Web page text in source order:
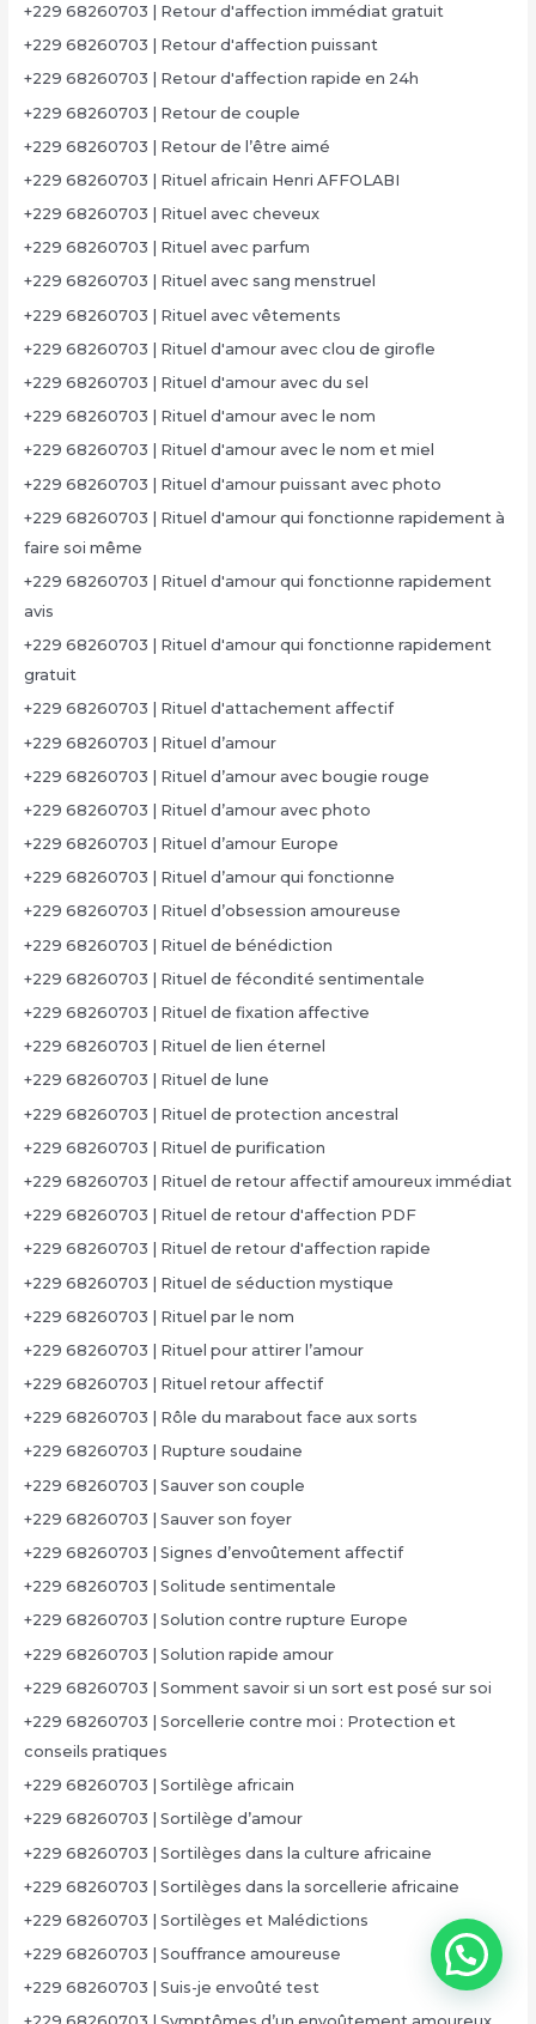
+229 68260703 | Retour d'affection immédiat gratuit
+229 68260703 | Retour d'affection puissant
+229 68260703 | Retour d'affection rapide en 24h
+229 68260703 | Retour de couple
+229 68260703 | Retour de l’être aimé
+229 68260703 | Rituel africain Henri AFFOLABI
+229 68260703 | Rituel avec cheveux
+229 68260703 | Rituel avec parfum
+229 68260703 | Rituel avec sang menstruel
+229 68260703 | Rituel avec vêtements
+229 68260703 | Rituel d'amour avec clou de girofle
+229 68260703 | Rituel d'amour avec du sel
+229 68260703 | Rituel d'amour avec le nom
+229 68260703 | Rituel d'amour avec le nom et miel
+229 68260703 | Rituel d'amour puissant avec photo
+229 68260703 | Rituel d'amour qui fonctionne rapidement à
faire soi même
+229 68260703 | Rituel d'amour qui fonctionne rapidement
avis
+229 68260703 | Rituel d'amour qui fonctionne rapidement
gratuit
+229 68260703 | Rituel d'attachement affectif
+229 68260703 | Rituel d’amour
+229 68260703 | Rituel d’amour avec bougie rouge
+229 68260703 | Rituel d’amour avec photo
+229 68260703 | Rituel d’amour Europe
+229 68260703 | Rituel d’amour qui fonctionne
+229 68260703 | Rituel d’obsession amoureuse
+229 68260703 | Rituel de bénédiction
+229 68260703 | Rituel de fécondité sentimentale
+229 68260703 | Rituel de fixation affective
+229 68260703 | Rituel de lien éternel
+229 68260703 | Rituel de lune
+229 68260703 | Rituel de protection ancestral
+229 68260703 | Rituel de purification
+229 68260703 | Rituel de retour affectif amoureux immédiat
+229 68260703 | Rituel de retour d'affection PDF
+229 68260703 | Rituel de retour d'affection rapide
+229 68260703 | Rituel de séduction mystique
+229 68260703 | Rituel par le nom
+229 68260703 | Rituel pour attirer l’amour
+229 68260703 | Rituel retour affectif
+229 68260703 | Rôle du marabout face aux sorts
+229 68260703 | Rupture soudaine
+229 68260703 | Sauver son couple
+229 68260703 | Sauver son foyer
+229 68260703 | Signes d’envoûtement affectif
+229 68260703 | Solitude sentimentale
+229 68260703 | Solution contre rupture Europe
+229 68260703 | Solution rapide amour
+229 68260703 | Somment savoir si un sort est posé sur soi
+229 68260703 | Sorcellerie contre moi : Protection et
conseils pratiques
+229 68260703 | Sortilège africain
+229 68260703 | Sortilège d’amour
+229 68260703 | Sortilèges dans la culture africaine
+229 68260703 | Sortilèges dans la sorcellerie africaine
+229 68260703 | Sortilèges et Malédictions
+229 68260703 | Souffrance amoureuse
+229 68260703 | Suis-je envoûté test